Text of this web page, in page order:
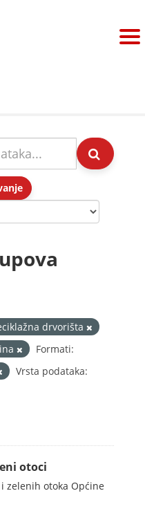
drvorišta
Formati:
Vrsta podataka:
otoci
zelenih otoka Općine